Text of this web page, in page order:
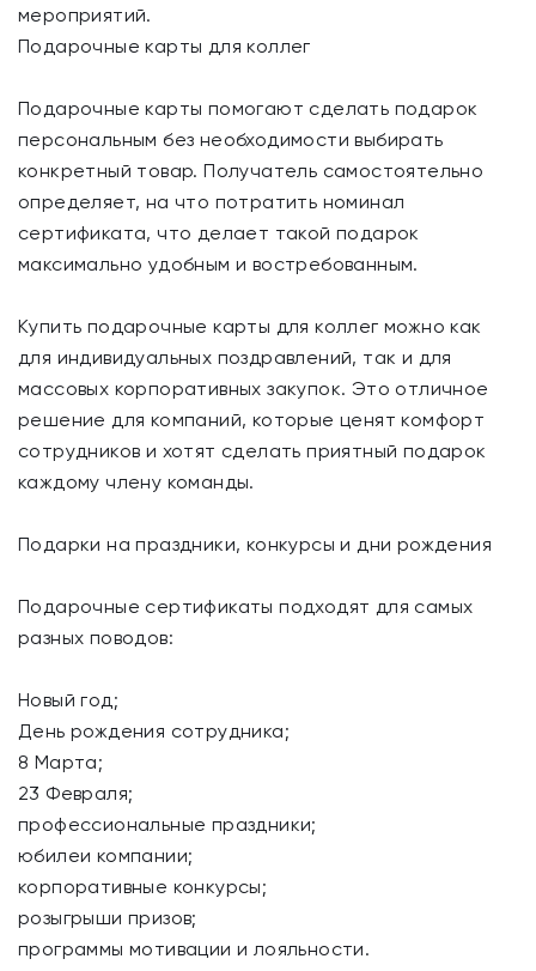
мероприятий.
Подарочные карты для коллег
Подарочные карты помогают сделать подарок
персональным без необходимости выбирать
конкретный товар. Получатель самостоятельно
определяет, на что потратить номинал
сертификата, что делает такой подарок
максимально удобным и востребованным.
Купить подарочные карты для коллег можно как
для индивидуальных поздравлений, так и для
массовых корпоративных закупок. Это отличное
решение для компаний, которые ценят комфорт
сотрудников и хотят сделать приятный подарок
каждому члену команды.
Подарки на праздники, конкурсы и дни рождения
Подарочные сертификаты подходят для самых
разных поводов:
Новый год;
День рождения сотрудника;
8 Марта;
23 Февраля;
профессиональные праздники;
юбилеи компании;
корпоративные конкурсы;
розыгрыши призов;
программы мотивации и лояльности.